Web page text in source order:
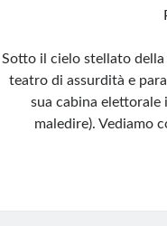
Sotto il cielo stellato
teatro di assurdità e
sua cabina
maledire). Vediamo